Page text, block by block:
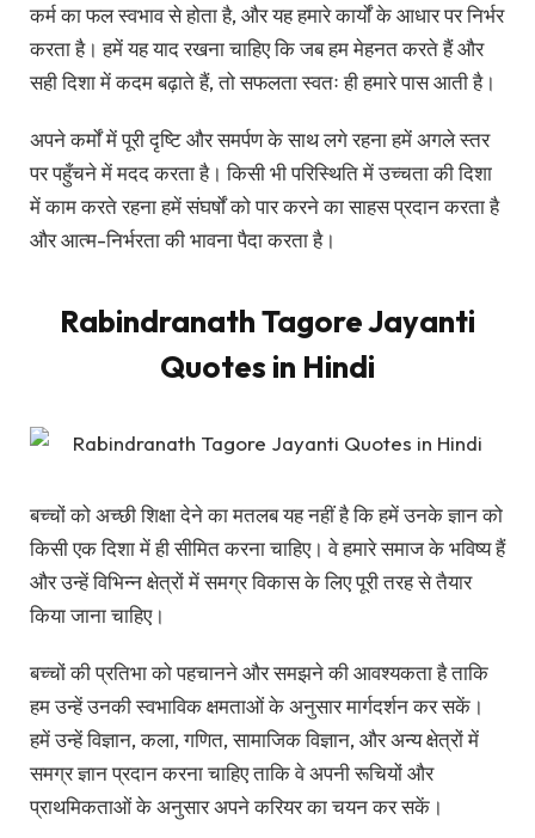
कर्म का फल स्वभाव से होता है, और यह हमारे कार्यों के आधार पर निर्भर
करता है। हमें यह याद रखना चाहिए कि जब हम मेहनत करते हैं और
सही दिशा में कदम बढ़ाते हैं, तो सफलता स्वतः ही हमारे पास आती है।
अपने कर्मों में पूरी दृष्टि और समर्पण के साथ लगे रहना हमें अगले स्तर
पर पहुँचने में मदद करता है। किसी भी परिस्थिति में उच्चता की दिशा
में काम करते रहना हमें संघर्षों को पार करने का साहस प्रदान करता है
और आत्म-निर्भरता की भावना पैदा करता है।
Rabindranath Tagore Jayanti
Quotes in Hindi
बच्चों को अच्छी शिक्षा देने का मतलब यह नहीं है कि हमें उनके ज्ञान को
किसी एक दिशा में ही सीमित करना चाहिए। वे हमारे समाज के भविष्य हैं
और उन्हें विभिन्न क्षेत्रों में समग्र विकास के लिए पूरी तरह से तैयार
किया जाना चाहिए।
बच्चों की प्रतिभा को पहचानने और समझने की आवश्यकता है ताकि
हम उन्हें उनकी स्वभाविक क्षमताओं के अनुसार मार्गदर्शन कर सकें।
हमें उन्हें विज्ञान, कला, गणित, सामाजिक विज्ञान, और अन्य क्षेत्रों में
समग्र ज्ञान प्रदान करना चाहिए ताकि वे अपनी रूचियों और
प्राथमिकताओं के अनुसार अपने करियर का चयन कर सकें।